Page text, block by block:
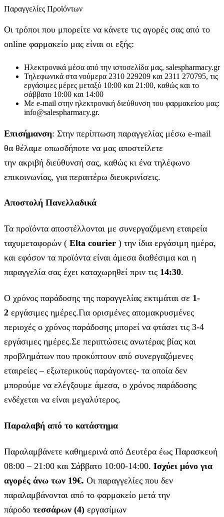
Παραγγελίες Προϊόντων
Οι τρόποι που μπορείτε να κάνετε τις αγορές σας από το
online φαρμακείο μας είναι οι εξής:
Ηλεκτρονικά μέσα από την ιστοσελίδα μας, salespharmacy.gr
Τηλεφωνικά στα νούμερα 2310 229209 και 2311 270795, τις
εργάσιμες μέρες μεταξύ 10:00 και 21:00, καθώς και το
σάββατο 10:00 και 14:00
Με e-mail στην ηλεκτρονική διεύθυνση του φαρμακείου μας:
info@salespharmacy.gr.
Επισήμανση: Στην περίπτωση παραγγελίας μέσω e-mail
θα θέλαμε οπωσδήποτε να μας αποστείλετε
την ακριβή διεύθυνσή σας, καθώς κι ένα τηλέφωνο
επικοινωνίας, για περαιτέρω διευκρινίσεις.
Αποστολή Πανελλαδικά
Τα προϊόντα αποστέλλονται με συνεργαζόμενη εταιρεία
ταχυμεταφορών ( Elta courier ) την ίδια εργάσιμη ημέρα,
και εφόσον τα προϊόντα είναι άμεσα διαθέσιμα και η
παραγγελία σας έχει καταχωρηθεί πριν τις 14:30.
Ο χρόνος παράδοσης της παραγγελίας εκτιμάται σε 1-
2 εργάσιμες ημέρες.Για ορισμένες απομακρυσμένες
περιοχές ο χρόνος παράδοσης μπορεί να φτάσει τις 3-4
εργάσιμες ημέρες.Σε περιπτώσεις ανωτέρας βίας και
προβλημάτων που προκύπτουν από συνεργαζόμενες
εταιρείες – εξωτερικούς παράγοντες- τα οποία δεν
μπορούμε να ελέγξουμε άμεσα, ο χρόνος παράδοσης
ενδέχεται να είναι μεγαλύτερος.
Παραλαβή από το κατάστημα
Παραλαμβάνετε καθημερινά από Δευτέρα έως Παρασκευή
08:00 – 21:00 και Σάββατο 10:00-14:00. Ισχύει μόνο για
αγορές άνω των 19€. Οι παραγγελίες που δεν
παραλαμβάνονται από το φαρμακείο μετά την
πάροδο τεσσάρων (4) εργασίμων